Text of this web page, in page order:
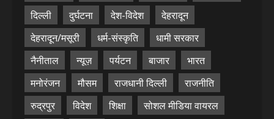
दिल्ली
दुर्घटना देश-विदेश
देहरादून
देहरादून/मसूरी
धर्म-संस्कृति
धामी सरकार
नैनीताल
न्यूज़ पर्यटन बाजार
भारत
मनोरंजन
मौसम राजधानी दिल्ली
राजनीति
रुद्रपुर
विदेश शिक्षा
सोशल मीडिया वायरल